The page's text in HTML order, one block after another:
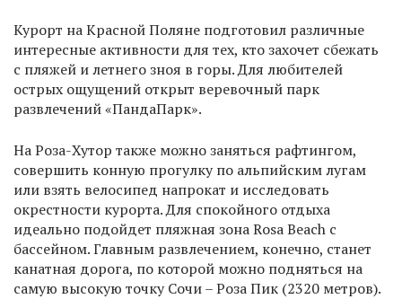
Курорт на Красной Поляне подготовил различные
интересные активности для тех, кто захочет сбежать
с пляжей и летнего зноя в горы. Для любителей
острых ощущений открыт веревочный парк
развлечений «ПандаПарк».
На Роза-Хутор также можно заняться рафтингом,
совершить конную прогулку по альпийским лугам
или взять велосипед напрокат и исследовать
окрестности курорта. Для спокойного отдыха
идеально подойдет пляжная зона Rosa Beach с
бассейном. Главным развлечением, конечно, станет
канатная дорога, по которой можно подняться на
самую высокую точку Сочи – Роза Пик (2320 метров).